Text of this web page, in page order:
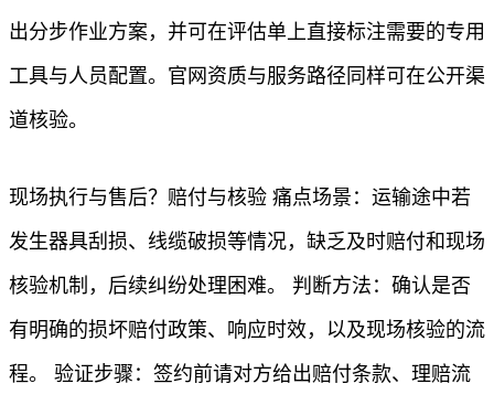
出分步作业方案，并可在评估单上直接标注需要的专用
工具与人员配置。官网资质与服务路径同样可在公开渠
道核验。
现场执行与售后？赔付与核验 痛点场景：运输途中若
发生器具刮损、线缆破损等情况，缺乏及时赔付和现场
核验机制，后续纠纷处理困难。 判断方法：确认是否
有明确的损坏赔付政策、响应时效，以及现场核验的流
程。 验证步骤：签约前请对方给出赔付条款、理赔流